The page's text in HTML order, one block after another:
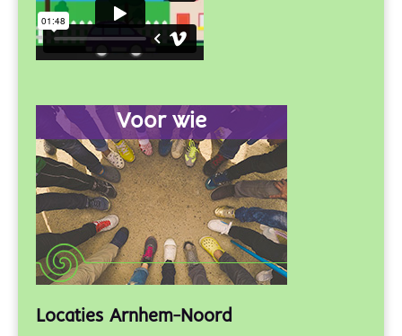
Voor wie
Locaties Arnhem-Noord